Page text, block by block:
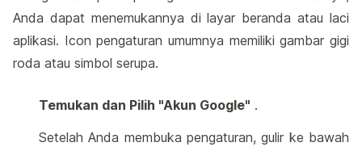
Anda dapat menemukannya di layar beranda atau laci
aplikasi. Icon pengaturan umumnya memiliki gambar gigi
roda atau simbol serupa.
Temukan dan Pilih "Akun Google" .
Setelah Anda membuka pengaturan, gulir ke bawah